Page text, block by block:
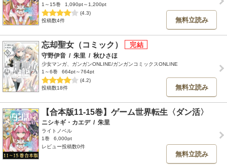
1～15巻
1,090pt～1,200pt
(4.3)
投稿数4件
無料立読み
忘却聖女（コミック）
守野伊音 / 朱里 / 秋ひさほ
少女マンガ、ガンガンONLINE/ガンガンコミックスONLINE
1～6巻
664pt～764pt
(4.2)
投稿数18件
無料立読み
【合本版11-15巻】ゲーム世界転生〈ダン活〉
ニシキギ・カエデ / 朱里
ライトノベル
1巻
6,000pt
レビュー投稿数0件
無料立読み